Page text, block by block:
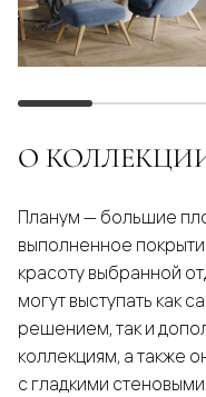
О
Планум — большие
выполненное
красоту выбранной
могут выступать как
решением, так и
коллекциям, а также
с гладкими